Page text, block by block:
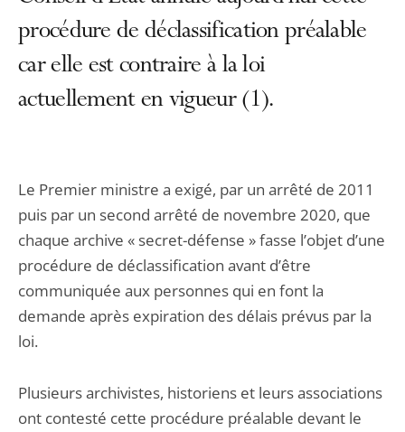
procédure de déclassification préalable
car elle est contraire à la loi
actuellement en vigueur (1).
Le Premier ministre a exigé, par un arrêté de 2011
puis par un second arrêté de novembre 2020, que
chaque archive « secret-défense » fasse l’objet d’une
procédure de déclassification avant d’être
communiquée aux personnes qui en font la
demande après expiration des délais prévus par la
loi.
Plusieurs archivistes, historiens et leurs associations
ont contesté cette procédure préalable devant le